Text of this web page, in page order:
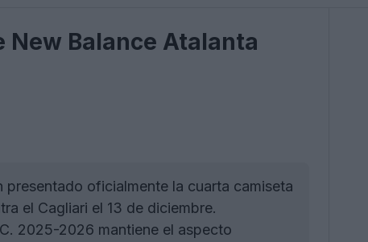
New Balance Atalanta
presentado oficialmente la cuarta camiseta
el Cagliari el 13 de diciembre.
2025-2026 mantiene el aspecto